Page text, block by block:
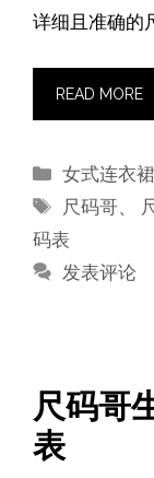
详细且准确的
READ MORE
分
类
女式连衣裙
标
签
尺码哥、
码表
发表评论
尺码哥
表